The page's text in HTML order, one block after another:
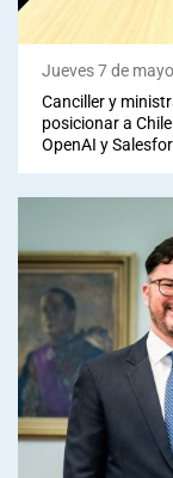
Jueves 7 de
Canciller y
posicionar a
OpenAI y